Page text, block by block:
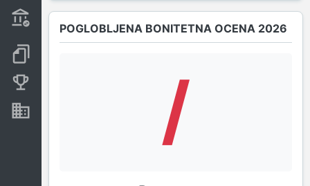
Transakcije iz državnega
proračuna
POGLOBLJENA BONITETNA OCENA 2026
/